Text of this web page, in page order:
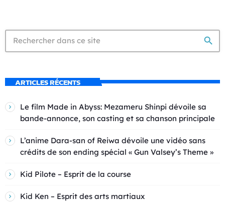
search
ARTICLES RÉCENTS
Le film Made in Abyss: Mezameru Shinpi dévoile sa
bande-annonce, son casting et sa chanson principale
L’anime Dara-san of Reiwa dévoile une vidéo sans
crédits de son ending spécial « Gun Valsey’s Theme »
Kid Pilote – Esprit de la course
Kid Ken – Esprit des arts martiaux